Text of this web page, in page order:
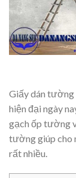
Giấy dán tường
hiện đại ngày
gạch ốp tường
tường giúp cho
rất nhiều.